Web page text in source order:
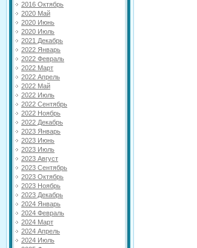
2016 Октябрь
2020 Май
2020 Июнь
2020 Июль
2021 Декабрь
2022 Январь
2022 Февраль
2022 Март
2022 Апрель
2022 Май
2022 Июль
2022 Сентябрь
2022 Ноябрь
2022 Декабрь
2023 Январь
2023 Июнь
2023 Июль
2023 Август
2023 Сентябрь
2023 Октябрь
2023 Ноябрь
2023 Декабрь
2024 Январь
2024 Февраль
2024 Март
2024 Апрель
2024 Июль